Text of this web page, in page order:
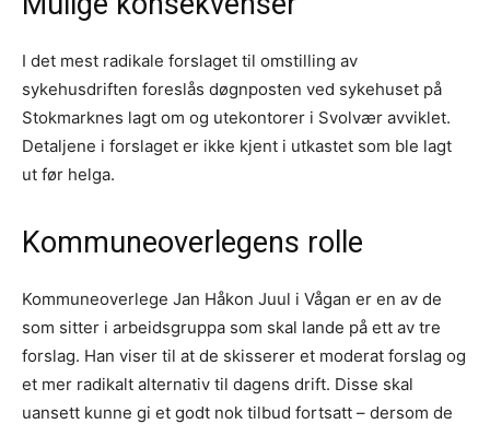
I det mest radikale forslaget til omstilling av
sykehusdriften foreslås døgnposten ved sykehuset på
Stokmarknes lagt om og utekontorer i Svolvær avviklet.
Detaljene i forslaget er ikke kjent i utkastet som ble lagt
ut før helga.
Kommuneoverlegens rolle
Kommuneoverlege Jan Håkon Juul i Vågan er en av de
som sitter i arbeidsgruppa som skal lande på ett av tre
forslag. Han viser til at de skisserer et moderat forslag og
et mer radikalt alternativ til dagens drift. Disse skal
uansett kunne gi et godt nok tilbud fortsatt – dersom de